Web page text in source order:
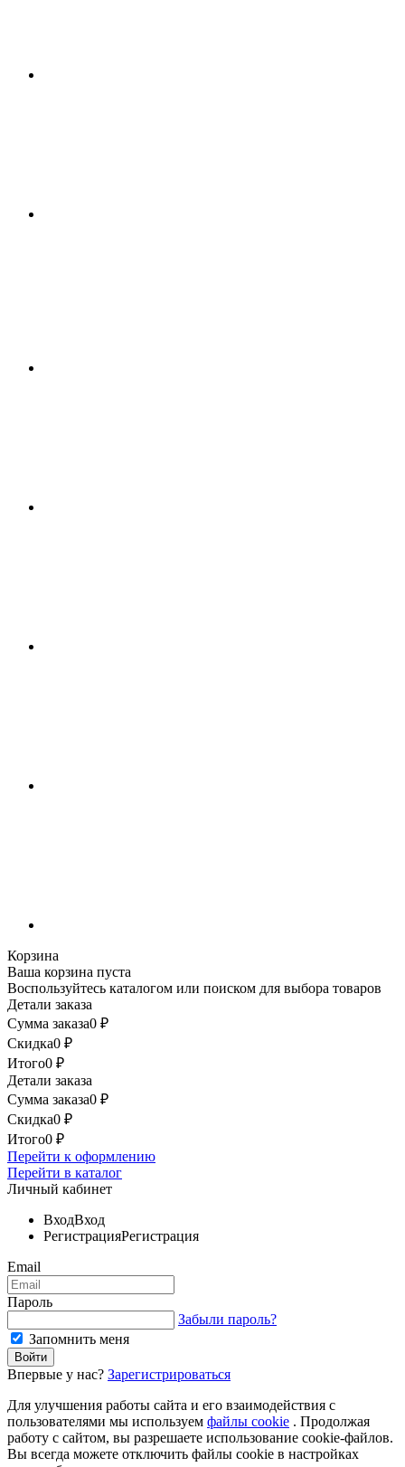
Корзина
Ваша корзина пуста
Воспользуйтесь каталогом или поиском для выбора товаров
Детали заказа
Сумма заказа0 ₽
Скидка0 ₽
Итого0 ₽
Детали заказа
Сумма заказа0 ₽
Скидка0 ₽
Итого0 ₽
Перейти к оформлению
Перейти в каталог
Личный кабинет
ВходВход
РегистрацияРегистрация
Email
Пароль
Забыли пароль?
Запомнить меня
Впервые у нас? Зарегистрироваться
Для улучшения работы сайта и его взаимодействия с
пользователями мы используем файлы cookie . Продолжая
работу с сайтом, вы разрешаете использование cookie-файлов.
Вы всегда можете отключить файлы cookie в настройках